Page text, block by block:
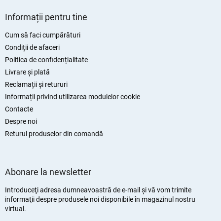
Informații pentru tine
Cum să faci cumpărături
Condiții de afaceri
Politica de confidențialitate
Livrare și plată
Reclamații și retururi
Informații privind utilizarea modulelor cookie
Contacte
Despre noi
Returul produselor din comandă
Abonare la newsletter
Introduceţi adresa dumneavoastră de e-mail şi vă vom trimite
informaţii despre produsele noi disponibile în magazinul nostru
virtual.